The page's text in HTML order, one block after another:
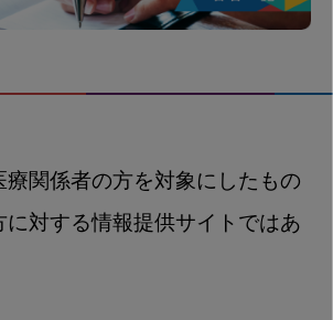
療関係者の方を対象にしたもの
に対する情報提供サイトではあ